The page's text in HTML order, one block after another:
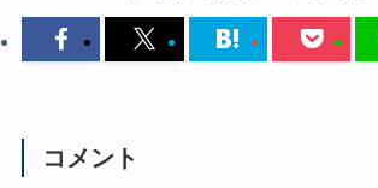
コメント